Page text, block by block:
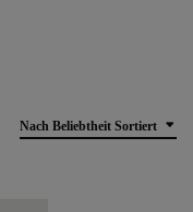
Nach Beliebtheit Sortiert